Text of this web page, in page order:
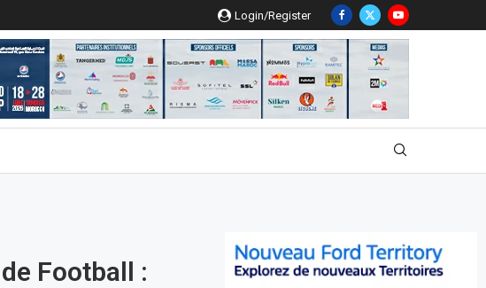
Login/Register
Football :